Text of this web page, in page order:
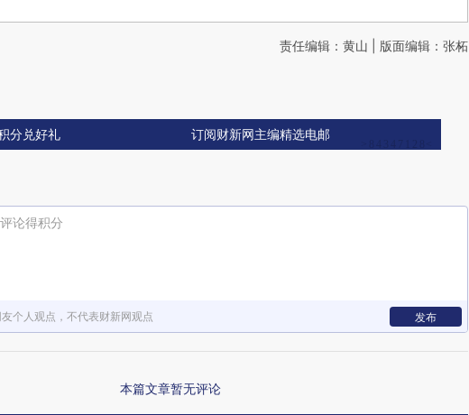
责任编辑：黄山 | 版面编辑：张柘
分兑好礼 订阅财新网主编精选电邮
论得积分
个人观点，不代表财新网观点 发布
本篇文章暂无评论